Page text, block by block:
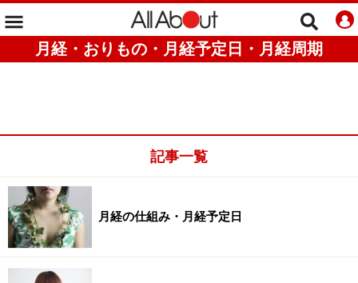
月経・おりもの・月経予定日・月経周期
記事一覧
月経の仕組み・月経予定日